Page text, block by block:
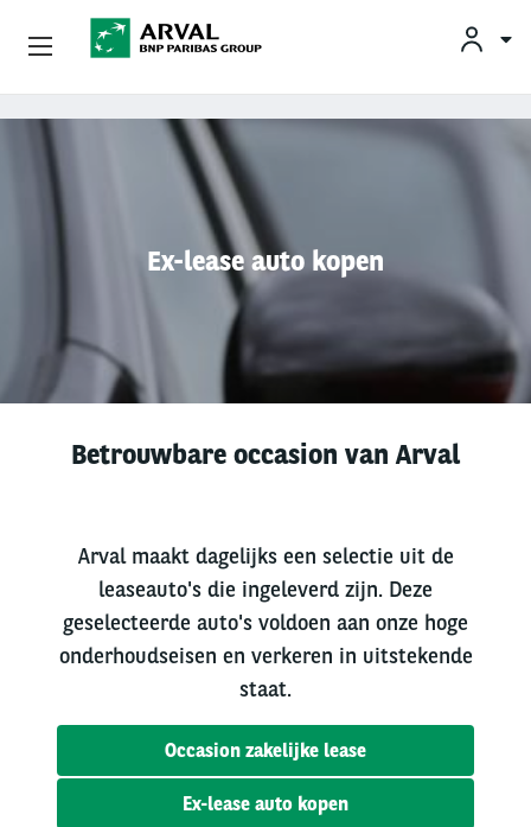
Overslaan en naar de inhoud gaan
Ex-lease auto kopen
Betrouwbare occasion van Arval
Arval maakt dagelijks een selectie uit de
leaseauto's die ingeleverd zijn. Deze
geselecteerde auto's voldoen aan onze hoge
onderhoudseisen en verkeren in uitstekende
staat.
Occasion zakelijke lease
Ex-lease auto kopen
Zakelijk Leasen
Klantenservice